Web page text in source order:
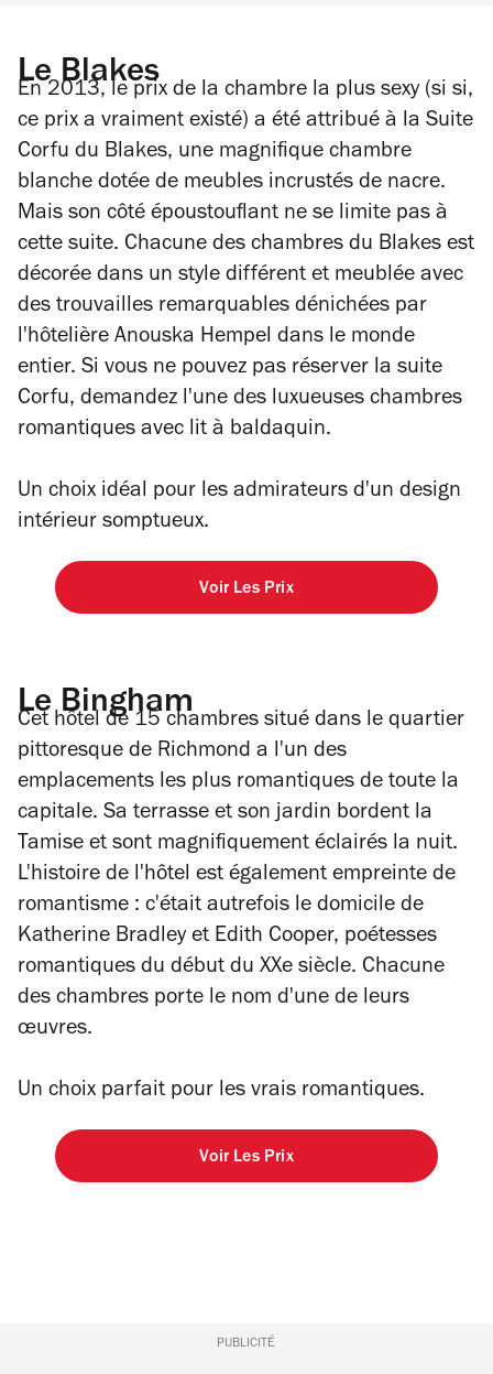
Le Blakes
En 2013, le prix de la chambre la plus sexy (si si,
ce prix a vraiment existé) a été attribué à la Suite
Corfu du Blakes, une magnifique chambre
blanche dotée de meubles incrustés de nacre.
Mais son côté époustouflant ne se limite pas à
cette suite. Chacune des chambres du Blakes est
décorée dans un style différent et meublée avec
des trouvailles remarquables dénichées par
l'hôtelière Anouska Hempel dans le monde
entier. Si vous ne pouvez pas réserver la suite
Corfu, demandez l'une des luxueuses chambres
romantiques avec lit à baldaquin.
Un choix idéal pour les admirateurs d'un design
intérieur somptueux.
Voir Les Prix
Le Bingham
Cet hôtel de 15 chambres situé dans le quartier
pittoresque de Richmond a l'un des
emplacements les plus romantiques de toute la
capitale. Sa terrasse et son jardin bordent la
Tamise et sont magnifiquement éclairés la nuit.
L'histoire de l'hôtel est également empreinte de
romantisme : c'était autrefois le domicile de
Katherine Bradley et Edith Cooper, poétesses
romantiques du début du XXe siècle. Chacune
des chambres porte le nom d'une de leurs
œuvres.
Un choix parfait pour les vrais romantiques.
Voir Les Prix
PUBLICITÉ